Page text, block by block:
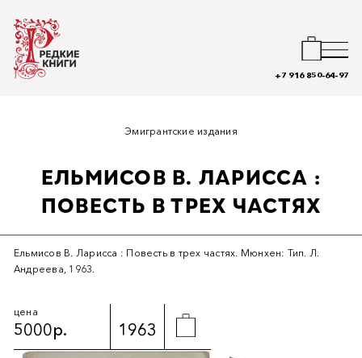
+7 916 850-64-97
Эмигрантские издания
ЕЛЬМИСОВ В. ЛАРИССА :
ПОВЕСТЬ В ТРЕХ ЧАСТЯХ
Ельмисов В. Ларисса : Повесть в трех частях. Мюнхен: Тип. Л.
Андреева, 1963.
цена
5000р. 1963